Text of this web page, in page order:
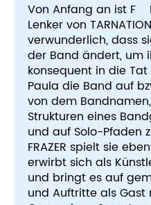
Von Anfang an ist F
Lenker von
verwunderlich, dass
der Band ändert, um
konsequent in die Tat
Paula die Band auf
von dem
Strukturen eines
und auf Solo-Pfaden
FRAZER spielt sie
erwirbt sich als
und bringt es auf
und Auftritte als Gast